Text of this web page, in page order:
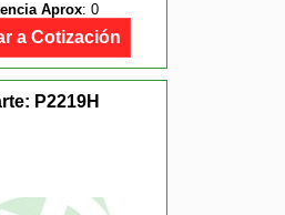
Aprox: 0
a Cotización
P2219H